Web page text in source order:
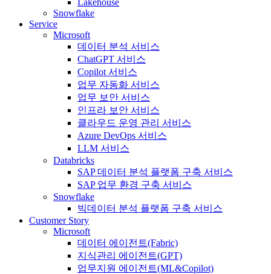
Snowflake
Service
Microsoft
데이터 분석 서비스
ChatGPT 서비스
Copilot 서비스
업무 자동화 서비스
업무 보안 서비스
인프라 보안 서비스
클라우드 운영 관리 서비스
Azure DevOps 서비스
LLM 서비스
Databricks
SAP 데이터 분석 플랫폼 구축 서비스
SAP 업무 환경 구축 서비스
Snowflake
빅데이터 분석 플랫폼 구축 서비스
Customer Story
Microsoft
데이터 에이전트(Fabric)
지식관리 에이전트(GPT)
업무지원 에이전트(ML&Copilot)